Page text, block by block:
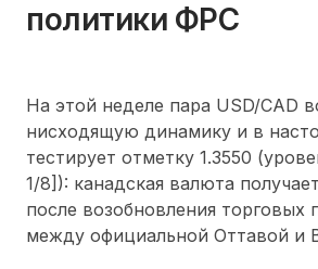
политики ФРС
На этой неделе пара USD/CAD
нисходящую динамику и в
тестирует отметку 1.3550
1/8]): канадская валюта
после возобновления торговых
между официальной Оттавой и